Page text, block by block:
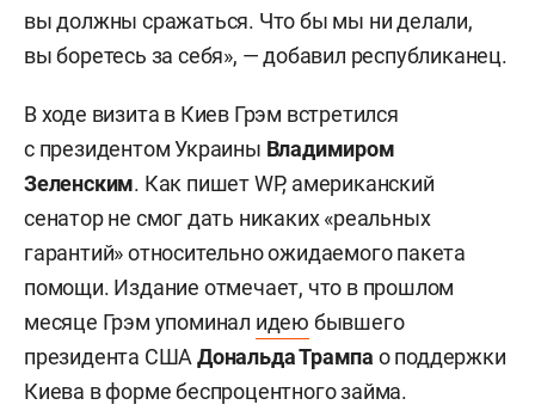
вы должны сражаться. Что бы мы ни делали,
вы боретесь за себя», — добавил республиканец.
В ходе визита в Киев Грэм встретился
с президентом Украины Владимиром
Зеленским. Как пишет WP, американский
сенатор не смог дать никаких «реальных
гарантий» относительно ожидаемого пакета
помощи. Издание отмечает, что в прошлом
месяце Грэм упоминал идею бывшего
президента СШАДональда Трампа о поддержки
Киева в форме беспроцентного займа.